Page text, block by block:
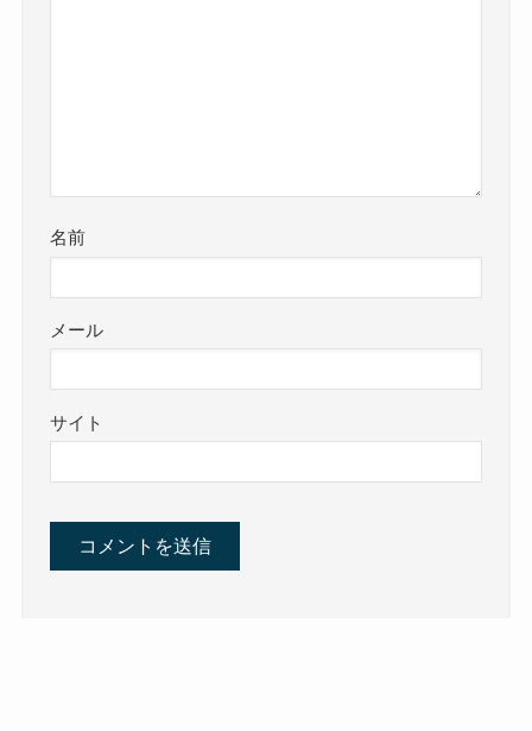
名前
メール
サイト